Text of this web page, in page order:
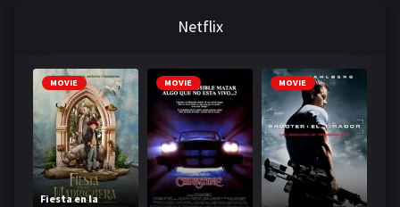
Netflix
MOVIE
Fiesta en la
MOVIE MOVIE